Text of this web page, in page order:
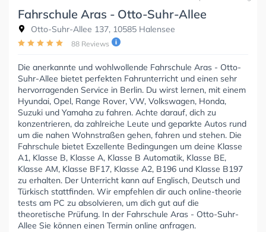
Fahrschule Aras - Otto-Suhr-Allee
Otto-Suhr-Allee 137, 10585 Halensee
88 Reviews
Die anerkannte und wohlwollende Fahrschule Aras - Otto-
Suhr-Allee bietet perfekten Fahrunterricht und einen sehr
hervorragenden Service in Berlin. Du wirst lernen, mit einem
Hyundai, Opel, Range Rover, VW, Volkswagen, Honda,
Suzuki und Yamaha zu fahren. Achte darauf, dich zu
konzentrieren, da zahlreiche Leute und geparkte Autos rund
um die nahen Wohnstraßen gehen, fahren und stehen. Die
Fahrschule bietet Exzellente Bedingungen um deine Klasse
A1, Klasse B, Klasse A, Klasse B Automatik, Klasse BE,
Klasse AM, Klasse BF17, Klasse A2, B196 und Klasse B197
zu erhalten. Der Unterricht kann auf Englisch, Deutsch und
Türkisch stattfinden. Wir empfehlen dir auch online-theorie
tests am PC zu absolvieren, um dich gut auf die
theoretische Prüfung. In der Fahrschule Aras - Otto-Suhr-
Allee Sie können einen Termin online anfragen.